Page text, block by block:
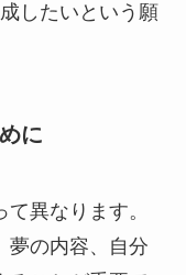
したいという願
に
異なります。
夢の内容、自分